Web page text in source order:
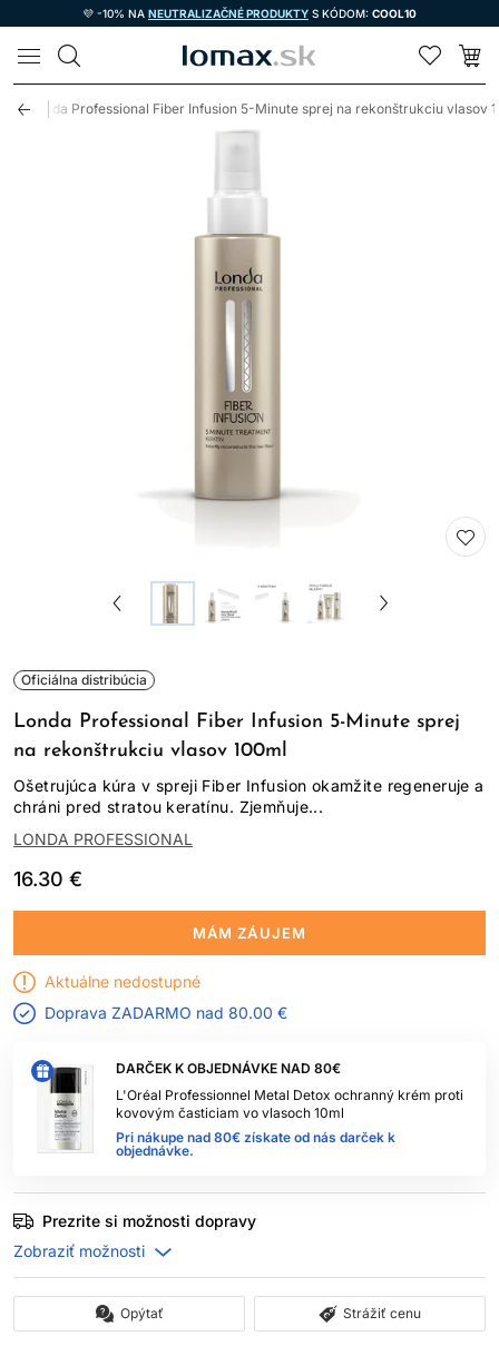
💜 -10% NA NEUTRALIZAČNÉ PRODUKTY S KÓDOM: COOL10
LOMAX
Londa Professional Fiber Infusion 5-Minute sprej na rekonštrukciu vlasov
Oficiálna distribúcia
Londa Professional Fiber Infusion 5-Minute sprej
na rekonštrukciu vlasov 100ml
Ošetrujúca kúra v spreji Fiber Infusion okamžite regeneruje a
chráni pred stratou keratínu. Zjemňuje...
LONDA PROFESSIONAL
16.30 €
DARČEK K OBJEDNÁVKE NAD 80€
L'Oréal Professionnel Metal Detox ochranný krém proti
kovovým časticiam vo vlasoch 10ml
Pri nákupe nad 80€ získate od nás darček k
objednávke.
MÁM ZÁUJEM
Aktuálne nedostupné
Doprava ZADARMO nad 80.00 €
Prezrite si možnosti dopravy
Opýtať Strážiť cenu